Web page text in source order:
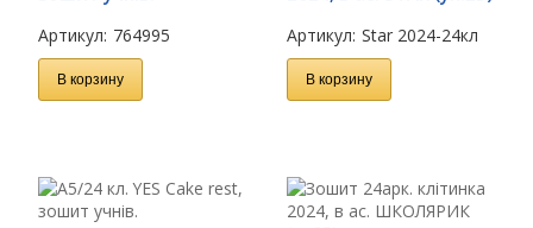
Артикул: 764995
В корзину
Артикул: Star 2024-24кл
В корзину